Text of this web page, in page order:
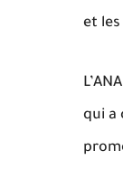
et
qui a